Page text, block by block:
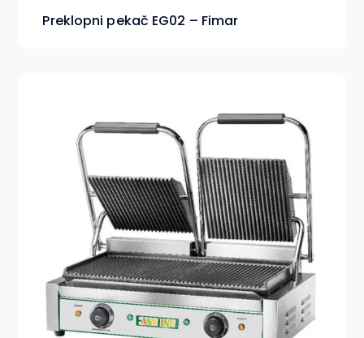
Preklopni pekač EG02 – Fimar